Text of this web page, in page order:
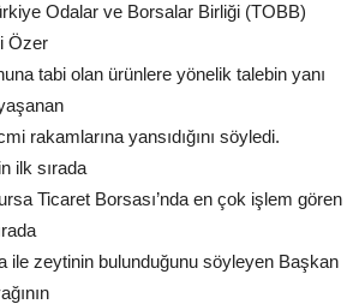
Odalar ve Borsalar Birliği (TOBB)
Özer
tabi olan ürünlere yönelik talebin yanı
rakamlarına yansıdığını söyledi.
ilk sırada
Ticaret Borsası’nda en çok işlem gören
ile zeytinin bulunduğunu söyleyen Başkan